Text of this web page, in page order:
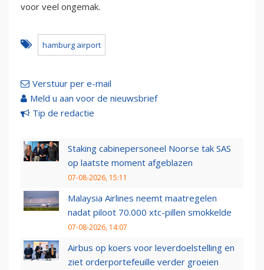
voor veel ongemak.
hamburg airport
Verstuur per e-mail
Meld u aan voor de nieuwsbrief
Tip de redactie
Staking cabinepersoneel Noorse tak SAS
op laatste moment afgeblazen
07-08-2026, 15:11
Malaysia Airlines neemt maatregelen
nadat piloot 70.000 xtc-pillen smokkelde
07-08-2026, 14:07
Airbus op koers voor leverdoelstelling en
ziet orderportefeuille verder groeien